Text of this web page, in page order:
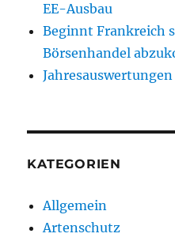
EE-Ausbau
Beginnt Frankreich
Börsenhandel
Jahresauswertungen
KATEGORIEN
Allgemein
Artenschutz